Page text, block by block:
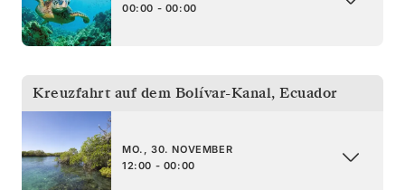
00:00 - 00:00
Kreuzfahrt auf dem Bolívar-Kanal, Ecuador
MO., 30. NOVEMBER
12:00 - 00:00